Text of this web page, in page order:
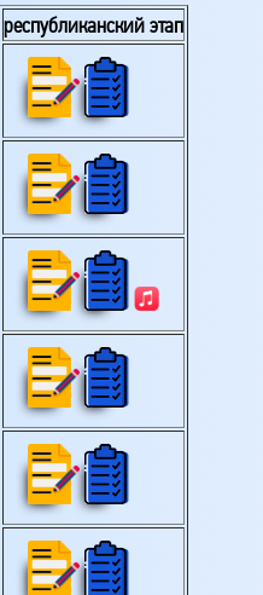
республиканский этап